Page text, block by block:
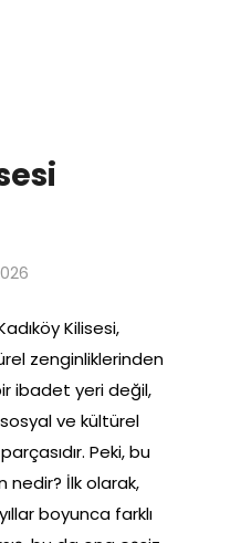
Kilisesi,
zenginliklerinden
ibadet yeri değil,
ve kültürel
Peki, bu
nedir? İlk olarak,
boyunca farklı